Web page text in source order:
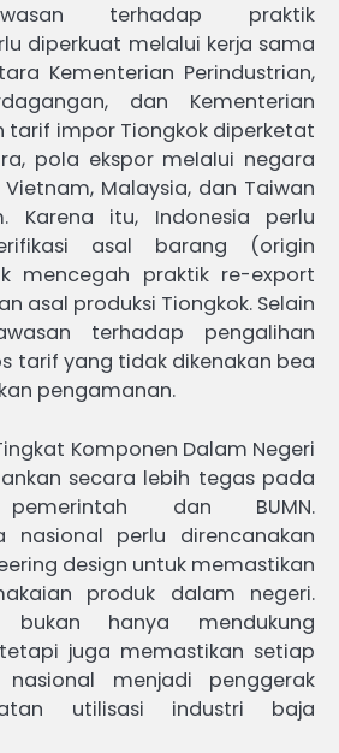
terhadap praktik
diperkuat melalui kerja sama
Kementerian Perindustrian,
dan Kementerian
tarif impor Tiongkok diperketat
pola ekspor melalui negara
Malaysia, dan Taiwan
Karena itu, Indonesia perlu
asal barang (origin
mencegah praktik re-export
asal produksi Tiongkok. Selain
terhadap pengalihan
tarif yang tidak dikenakan bea
pengamanan.
Komponen Dalam Negeri
secara lebih tegas pada
pemerintah dan BUMN.
nasional perlu direncanakan
design untuk memastikan
produk dalam negeri.
bukan hanya mendukung
juga memastikan setiap
menjadi penggerak
utilisasi industri baja